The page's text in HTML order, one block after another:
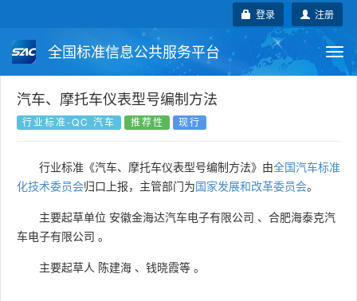
注册
登录
全国标准信息公共服务平台
国家标准 行业标准
国外标准 技术委员会
汽车、摩托车仪表型号编制方法
行业标准-QC 汽车 推荐性 现行
行业标准《汽车、摩托车仪表型号编制方法》由全国汽车标准
化技术委员会归口上报，主管部门为国家发展和改革委员会。
主要起草单位 安徽金海达汽车电子有限公司 、 合肥海泰克汽
车电子有限公司 。
主要起草人 陈建海 、 钱晓霞等 。